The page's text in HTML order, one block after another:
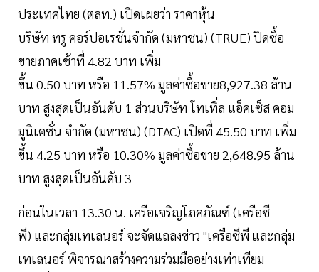
ประเทศไทย (ตลท.) เปิดเผยว่า ราคาหุ้น
บริษัท ทรู คอร์ปอเรชั่นจำกัด (มหาชน) (TRUE) ปิดซื้อ
ขายภาคเช้าที่ 4.82 บาท เพิ่ม
ขึ้น 0.50 บาท หรือ 11.57% มูลค่าซื้อขาย8,927.38 ล้าน
บาท สูงสุดเป็นอันดับ 1 ส่วนบริษัท โทเทิ่ล แอ็คเซ็ส คอม
มูนิเคชั่น จำกัด (มหาชน) (DTAC) เปิดที่ 45.50 บาท เพิ่ม
ขึ้น 4.25 บาท หรือ 10.30% มูลค่าซื้อขาย 2,648.95 ล้าน
บาท สูงสุดเป็นอันดับ 3
ก่อนในเวลา 13.30 น. เครือเจริญโภคภัณฑ์ (เครือซี
พี) และกลุ่มเทเลนอร์ จะจัดแถลงข่าว "เครือซีพี และกลุ่ม
เทเลนอร์ พิจารณาสร้างความร่วมมืออย่างเท่าเทียม